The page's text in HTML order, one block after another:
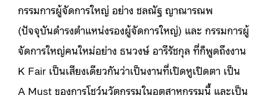
กรรมการผู้จัดการใหญ่ อย่าง ชลณัฐ ญาณารณพ
(ปัจจุบันดำรงตำแหน่งรองผู้จัดการใหญ่) และ กรรมการผู้
จัดการใหญ่คนใหม่อย่าง ธนวงษ์​ อารีรัชกุล ที่ก็พูดถึงงาน
K Fair เป็นเสียงเดียวกันว่าเป็นงานที่เปิดหูเปิดตา เป็น
A Must ของการโชว์นวัตกรรมในอุตสาหกรรมนี้ และเป็น